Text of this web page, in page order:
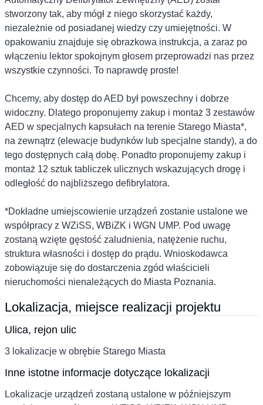
stworzony tak, aby mógł z niego skorzystać każdy,
niezależnie od posiadanej wiedzy czy umiejętności. W
opakowaniu znajduje się obrazkowa instrukcja, a zaraz po
włączeniu lektor spokojnym głosem przeprowadzi nas przez
wszystkie czynności. To naprawdę proste!
Chcemy, aby dostęp do AED był powszechny i dobrze
widoczny. Dlatego proponujemy zakup i montaż 3 zestawów
AED w specjalnych kapsułach na terenie Starego Miasta*,
na zewnątrz (elewacje budynków lub specjalne standy), a do
tego dostępnych całą dobę. Ponadto proponujemy zakup i
montaż 12 sztuk tabliczek ulicznych wskazujących drogę i
odległość do najbliższego defibrylatora.
*Dokładne umiejscowienie urządzeń zostanie ustalone we
współpracy z WZiSS, WBiZK i WGN UMP. Pod uwagę
zostaną wzięte gęstość zaludnienia, natężenie ruchu,
struktura własności i dostęp do prądu. Wnioskodawca
zobowiązuje się do dostarczenia zgód właścicieli
nieruchomości nienależących do Miasta Poznania.
Lokalizacja, miejsce realizacji projektu
Ulica, rejon ulic
3 lokalizacje w obrębie Starego Miasta
Inne istotne informacje dotyczące lokalizacji
Lokalizacje urządzeń zostaną ustalone w późniejszym